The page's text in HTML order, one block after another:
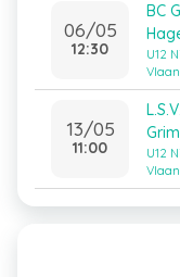
06/05
12:30
BC
U12
13/05
11:00
U12